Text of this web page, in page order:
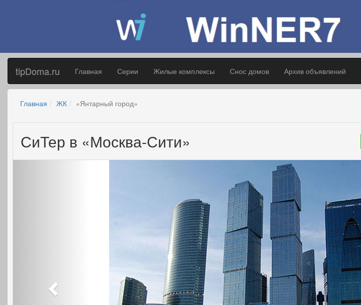
tipDoma.ru Главная Серии Жилые комплексы Снос домов Архив объявлений
Главная ЖК «Янтарный город»
СиТер в «Москва-Сити»